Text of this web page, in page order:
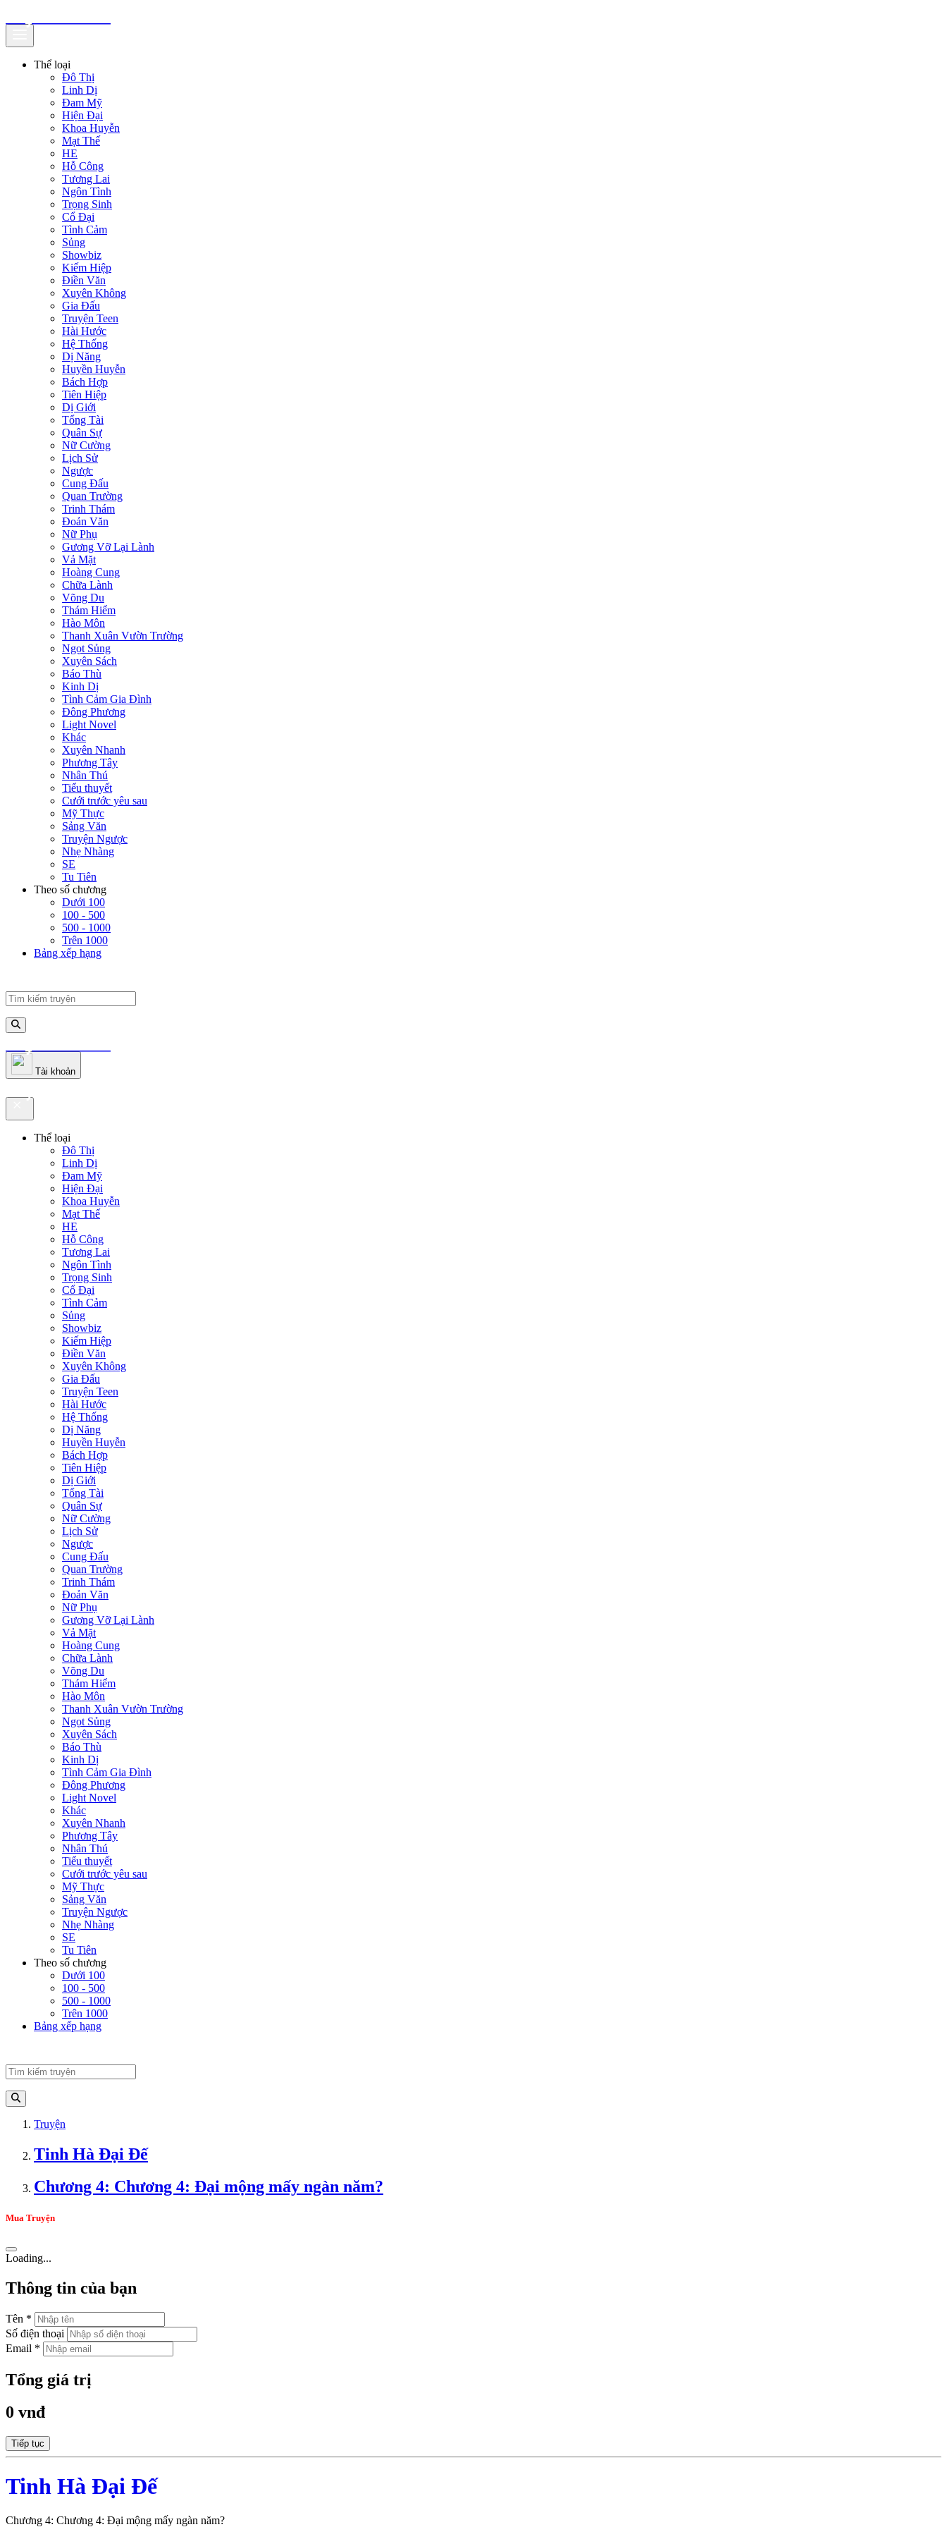
Thể loại
Đô Thị
Linh Dị
Đam Mỹ
Hiện Đại
Khoa Huyễn
Mạt Thế
HE
Hỗ Công
Tương Lai
Ngôn Tình
Trọng Sinh
Cổ Đại
Tình Cảm
Sủng
Showbiz
Kiếm Hiệp
Điền Văn
Xuyên Không
Gia Đấu
Truyện Teen
Hài Hước
Hệ Thống
Dị Năng
Huyền Huyễn
Bách Hợp
Tiên Hiệp
Dị Giới
Tổng Tài
Quân Sự
Nữ Cường
Lịch Sử
Ngược
Cung Đấu
Quan Trường
Trinh Thám
Đoản Văn
Nữ Phụ
Gương Vỡ Lại Lành
Vả Mặt
Hoàng Cung
Chữa Lành
Võng Du
Thám Hiểm
Hào Môn
Thanh Xuân Vườn Trường
Ngọt Sủng
Xuyên Sách
Báo Thù
Kinh Dị
Tình Cảm Gia Đình
Đông Phương
Light Novel
Khác
Xuyên Nhanh
Phương Tây
Nhân Thú
Tiểu thuyết
Cưới trước yêu sau
Mỹ Thực
Sảng Văn
Truyện Ngược
Nhẹ Nhàng
SE
Tu Tiên
Theo số chương
Dưới 100
100 - 500
500 - 1000
Trên 1000
Bảng xếp hạng
truyenfullz.com
Tài khoản
truyenfullz.com
Thể loại
Đô Thị
Linh Dị
Đam Mỹ
Hiện Đại
Khoa Huyễn
Mạt Thế
HE
Hỗ Công
Tương Lai
Ngôn Tình
Trọng Sinh
Cổ Đại
Tình Cảm
Sủng
Showbiz
Kiếm Hiệp
Điền Văn
Xuyên Không
Gia Đấu
Truyện Teen
Hài Hước
Hệ Thống
Dị Năng
Huyền Huyễn
Bách Hợp
Tiên Hiệp
Dị Giới
Tổng Tài
Quân Sự
Nữ Cường
Lịch Sử
Ngược
Cung Đấu
Quan Trường
Trinh Thám
Đoản Văn
Nữ Phụ
Gương Vỡ Lại Lành
Vả Mặt
Hoàng Cung
Chữa Lành
Võng Du
Thám Hiểm
Hào Môn
Thanh Xuân Vườn Trường
Ngọt Sủng
Xuyên Sách
Báo Thù
Kinh Dị
Tình Cảm Gia Đình
Đông Phương
Light Novel
Khác
Xuyên Nhanh
Phương Tây
Nhân Thú
Tiểu thuyết
Cưới trước yêu sau
Mỹ Thực
Sảng Văn
Truyện Ngược
Nhẹ Nhàng
SE
Tu Tiên
Theo số chương
Dưới 100
100 - 500
500 - 1000
Trên 1000
Bảng xếp hạng
Truyện
Tinh Hà Đại Đế
Chương 4: Chương 4: Đại mộng mấy ngàn năm?
Mua Truyện
Loading...
Thông tin của bạn
Tên *
Số điện thoại
Email *
Tổng giá trị
0 vnđ
Tiếp tục
Tinh Hà Đại Đế
Chương 4: Chương 4: Đại mộng mấy ngàn năm?